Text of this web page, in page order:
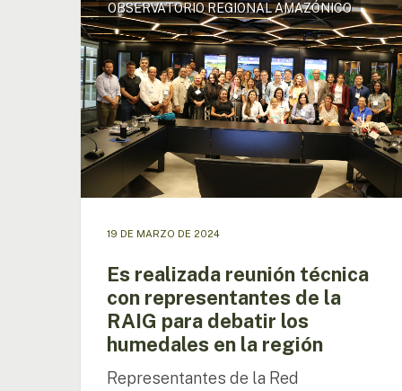
Presione enter para buscar o ESC para cerrar
realizada
reunión
técnica
con
representantes
de
la
RAIG
para
debatir
humedales
región
OBSERVATORIO REGIONAL AMAZÓNICO
19 DE MARZO DE 2024
Es realizada reunión técnica
con representantes de la
RAIG para debatir los
humedales en la región
Representantes de la Red